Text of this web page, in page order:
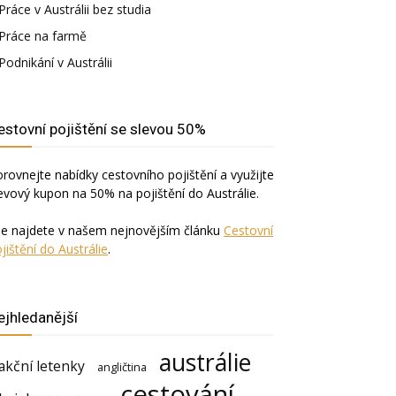
Práce v Austrálii bez studia
Práce na farmě
Podnikání v Austrálii
pojištění se slevou 50%
nabídky cestovního pojištění a využijte
kupon na 50% na pojištění do Austrálie.
najdete v našem nejnovějším článku Cestovní
do Austrálie.
letenky angličtina austrálie